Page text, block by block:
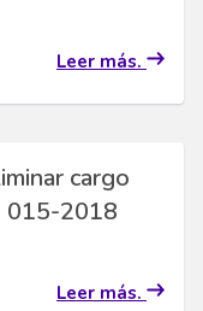
Leer más.
cargo
015-2018
Leer más.